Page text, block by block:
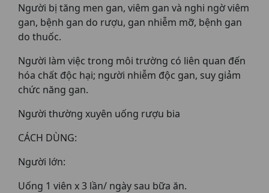
Người bị tăng men gan, viêm gan và nghi ngờ viêm
gan, bệnh gan do rượu, gan nhiễm mỡ, bệnh gan
do thuốc.
Người làm việc trong môi trường có liên quan đến
hóa chất độc hại; người nhiễm độc gan, suy giảm
chức năng gan.
Người thường xuyên uống rượu bia
CÁCH DÙNG:
Người lớn:
Uống 1 viên x 3 lần/ ngày sau bữa ăn.